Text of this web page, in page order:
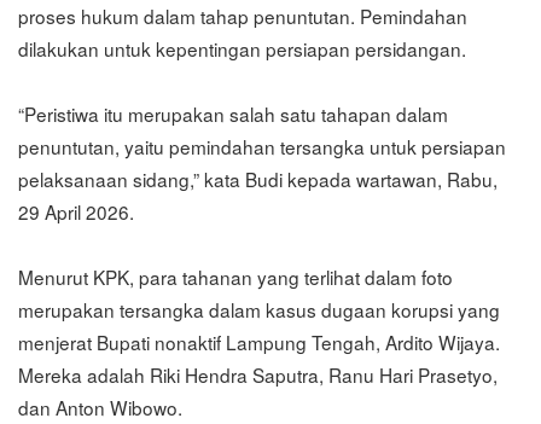
proses hukum dalam tahap penuntutan. Pemindahan
dilakukan untuk kepentingan persiapan persidangan.
“Peristiwa itu merupakan salah satu tahapan dalam
penuntutan, yaitu pemindahan tersangka untuk persiapan
pelaksanaan sidang,” kata Budi kepada wartawan, Rabu,
29 April 2026.
Menurut KPK, para tahanan yang terlihat dalam foto
merupakan tersangka dalam kasus dugaan korupsi yang
menjerat Bupati nonaktif Lampung Tengah, Ardito Wijaya.
Mereka adalah Riki Hendra Saputra, Ranu Hari Prasetyo,
dan Anton Wibowo.